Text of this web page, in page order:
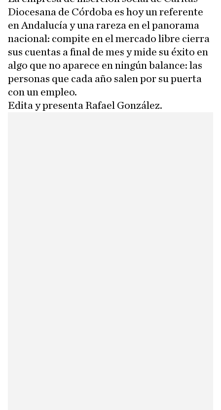
Diocesana de Córdoba es hoy un referente
en Andalucía y una rareza en el panorama
nacional: compite en el mercado libre cierra
sus cuentas a final de mes y mide su éxito en
algo que no aparece en ningún balance: las
personas que cada año salen por su puerta
con un empleo.
Edita y presenta Rafael González.